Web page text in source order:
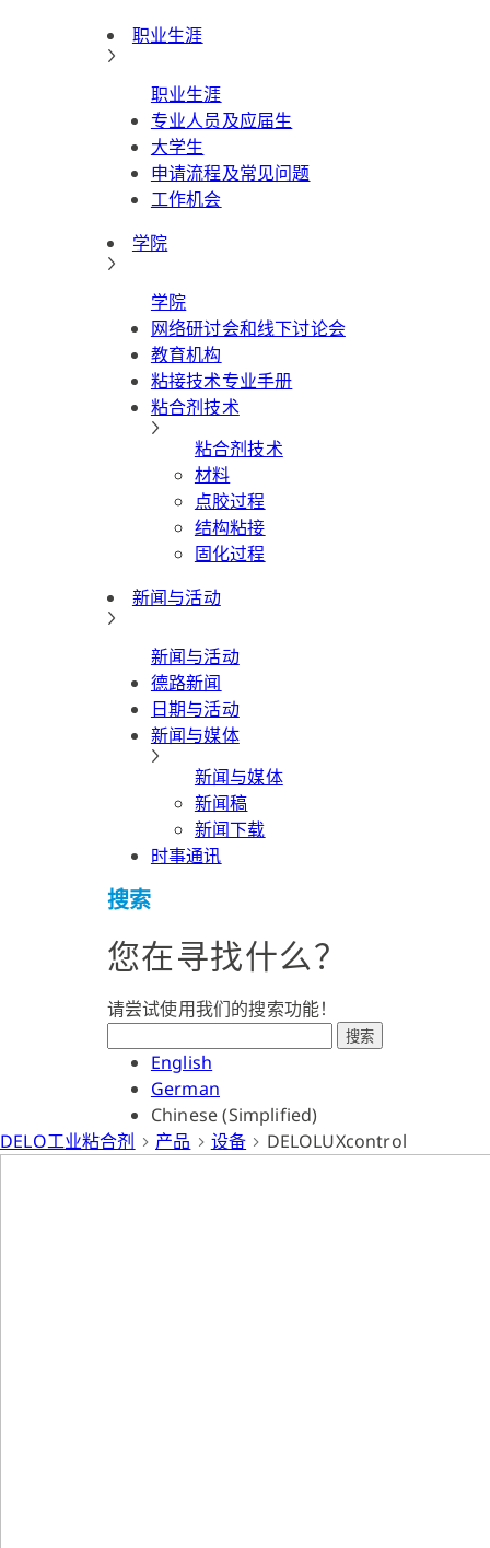
职业生涯
职业生涯
专业人员及应届生
大学生
申请流程及常见问题
工作机会
学院
学院
网络研讨会和线下讨论会
教育机构
粘接技术专业手册
粘合剂技术
粘合剂技术
材料
点胶过程
结构粘接
固化过程
新闻与活动
新闻与活动
德路新闻
日期与活动
新闻与媒体
新闻与媒体
新闻稿
新闻下载
时事通讯
搜索
您在寻找什么？
请尝试使用我们的搜索功能！
搜索
English
German
Chinese (Simplified)
DELO工业粘合剂
产品 设备 DELOLUXcontrol